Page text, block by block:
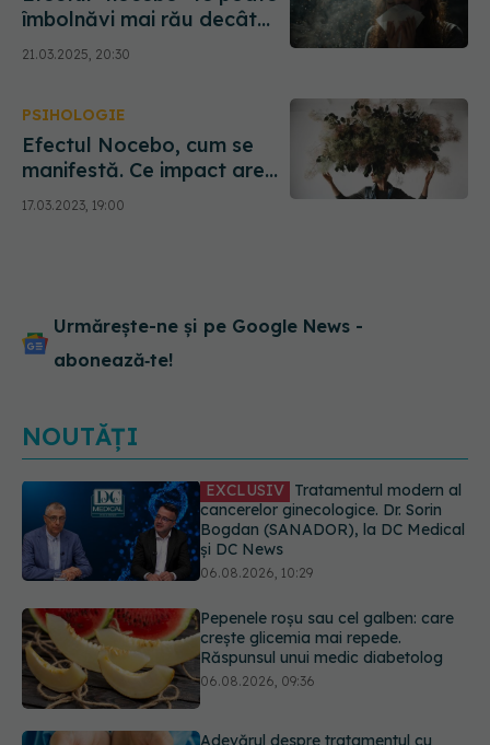
îmbolnăvi mai rău decât
orice virus. Zeci de oameni,
la spital din cauza unui
existat
21.03.2025, 20:30
PSIHOLOGIE
Efectul Nocebo, cum se
manifestă. Ce impact are
felul în care gândim asupra
sănătății
17.03.2023, 19:00
Urmărește-ne și pe Google News -
abonează‑te!
NOUTĂȚI
Pepenele roșu sau cel galben: care
crește glicemia mai repede.
Răspunsul unui medic diabetolog
06.08.2026, 09:36
Adevărul despre tratamentul cu
doze mari de Vitamina D în cancerul
colorectal